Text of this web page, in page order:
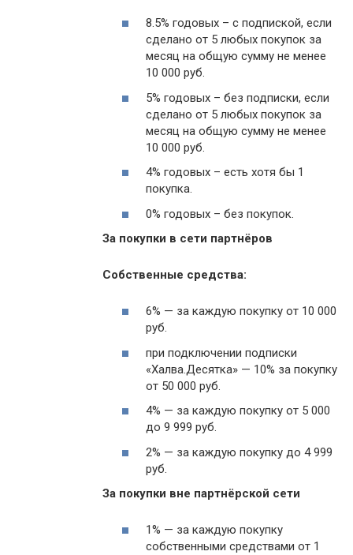
8.5% годовых – с подпиской, если
сделано от 5 любых покупок за
месяц на общую сумму не менее
10 000 руб.
5% годовых – без подписки, если
сделано от 5 любых покупок за
месяц на общую сумму не менее
10 000 руб.
4% годовых – есть хотя бы 1
покупка.
0% годовых – без покупок.
За покупки в сети партнёров
Собственные средства:
6% — за каждую покупку от 10 000
руб.
при подключении подписки
«Халва.Десятка» — 10% за покупку
от 50 000 руб.
4% — за каждую покупку от 5 000
до 9 999 руб.
2% — за каждую покупку до 4 999
руб.
За покупки вне партнёрской сети
1% — за каждую покупку
собственными средствами от 1